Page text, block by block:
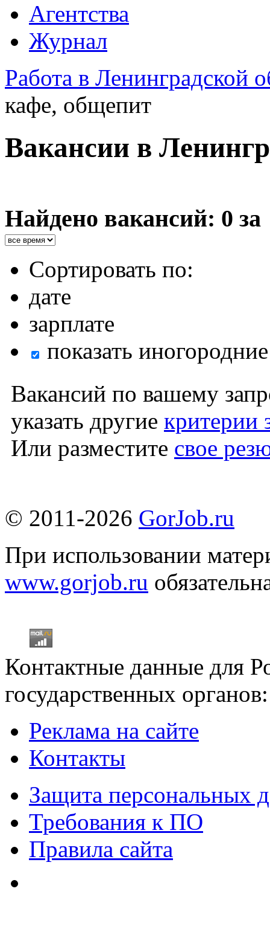
Агентства
Журнал
Работа в Ленинградской
кафе, общепит
Вакансии в
Найдено вакансий: 0 за
Сортировать по:
дате
зарплате
показать
Вакансий по вашему
указать другие критерии
Или разместите свое
© 2011-2026 GorJob.ru
При использовании
www.gorjob.ru
Контактные данные для
государственных
Реклама на сайте
Контакты
Защита персональных
Требования к ПО
Правила сайта